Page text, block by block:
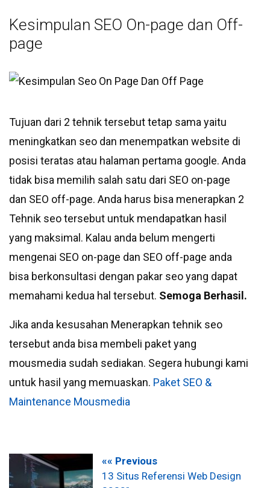
Kesimpulan SEO On-page dan Off-
page
Tujuan dari 2 tehnik tersebut tetap sama yaitu
meningkatkan seo dan menempatkan website di
posisi teratas atau halaman pertama google. Anda
tidak bisa memilih salah satu dari SEO on-page
dan SEO off-page. Anda harus bisa menerapkan 2
Tehnik seo tersebut untuk mendapatkan hasil
yang maksimal. Kalau anda belum mengerti
mengenai SEO on-page dan SEO off-page anda
bisa berkonsultasi dengan pakar seo yang dapat
memahami kedua hal tersebut. Semoga Berhasil.
Jika anda kesusahan Menerapkan tehnik seo
tersebut anda bisa membeli paket yang
mousmedia sudah sediakan. Segera hubungi kami
untuk hasil yang memuaskan. Paket SEO &
Maintenance Mousmedia
«« Previous
13 Situs Referensi Web Design